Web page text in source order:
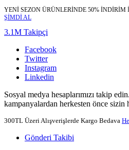
YENİ SEZON ÜRÜNLERİNDE 50%
ŞİMDİ AL
3.1M Takipçi
Facebook
Twitter
Instagram
Linkedin
Sosyal medya hesaplarımızı takip
kampanyalardan herkesten önce sizin
300TL Üzeri Alışverişlerde Kargo Bedava
Gönderi Takibi